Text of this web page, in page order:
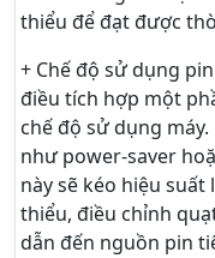
thiểu để đạt được
+ Chế độ sử dụng
điều tích hợp một
chế độ sử dụng
như power-saver
này sẽ kéo hiệu suất
thiểu, điều chỉnh
dẫn đến nguồn pin